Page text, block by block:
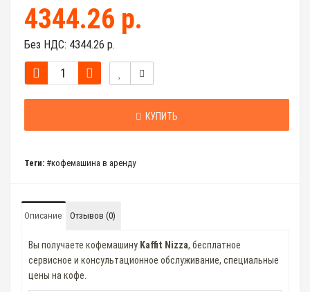
4344.26 р.
Без НДС: 4344.26 р.
КУПИТЬ
Теги: #кофемашина в аренду
Описание Отзывов (0)
Вы получаете кофемашину Kaffit Nizza, бесплатное
сервисное и консультационное обслуживание, специальные
цены на кофе.